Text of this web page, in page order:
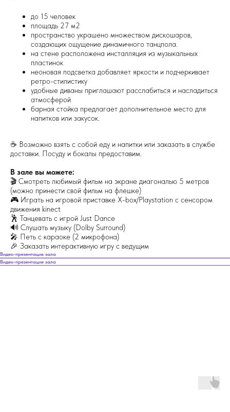
до 15 человек
площадь 27 м2
пространство украшено множеством дискошаров,
создающих ощущение динамичного танцпола.
на стене расположена инсталляция из музыкальных
пластинок
неоновая подсветка добавляет яркости и подчеркивает
ретро-стилистику
удобные диваны приглашают расслабиться и насладиться
атмосферой
барная стойка предлагает дополнительное место для
напитков или закусок.
☕ Возможно взять с собой еду и напитки или заказать в службе
доставки. Посуду и бокалы предоставим.
В зале вы можете:
🎬 Смотреть любимый фильм на экране диагональю 5 метров
(можно принести свой фильм на флешке)
🎮 Играть на игровой приставке X-box/Playstation с сенсором
движения kinect
🕺 Танцевать с игрой Just Dance
🔊 Слушать музыку (Dolby Surround)
🎤 Петь с караоке (2 микрофона)
🎉 Заказать интерактивную игру с ведущим
Видео-презентация зала
Видео-презентация зала